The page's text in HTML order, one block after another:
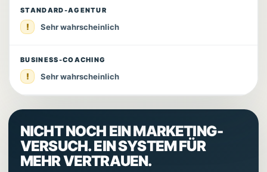
STANDARD-AGENTUR
! Sehr wahrscheinlich
BUSINESS-COACHING
! Sehr wahrscheinlich
NICHT NOCH EIN MARKETING-
VERSUCH. EIN SYSTEM FÜR
MEHR VERTRAUEN.